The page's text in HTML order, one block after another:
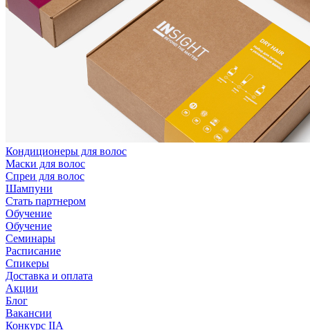
Кондиционеры для волос
Маски для волос
Спреи для волос
Шампуни
Стать партнером
Обучение
Обучение
Семинары
Расписание
Спикеры
Доставка и оплата
Акции
Блог
Вакансии
Конкурс IIA